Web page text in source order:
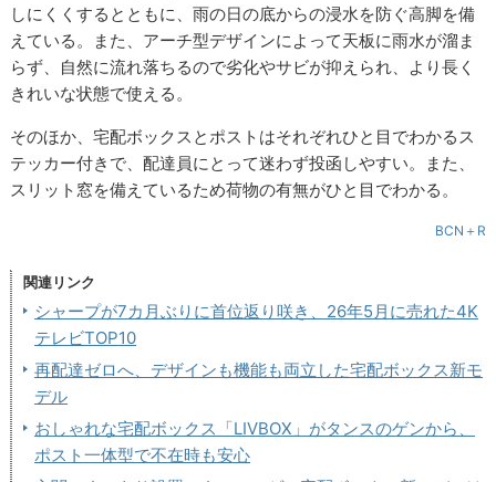
しにくくするとともに、雨の日の底からの浸水を防ぐ高脚を備
えている。また、アーチ型デザインによって天板に雨水が溜ま
らず、自然に流れ落ちるので劣化やサビが抑えられ、より長く
きれいな状態で使える。
そのほか、宅配ボックスとポストはそれぞれひと目でわかるス
テッカー付きで、配達員にとって迷わず投函しやすい。また、
スリット窓を備えているため荷物の有無がひと目でわかる。
BCN＋R
関連リンク
シャープが7カ月ぶりに首位返り咲き、26年5月に売れた4K
テレビTOP10
再配達ゼロへ、デザインも機能も両立した宅配ボックス新モ
デル
おしゃれな宅配ボックス「LIVBOX」がタンスのゲンから、
ポスト一体型で不在時も安心